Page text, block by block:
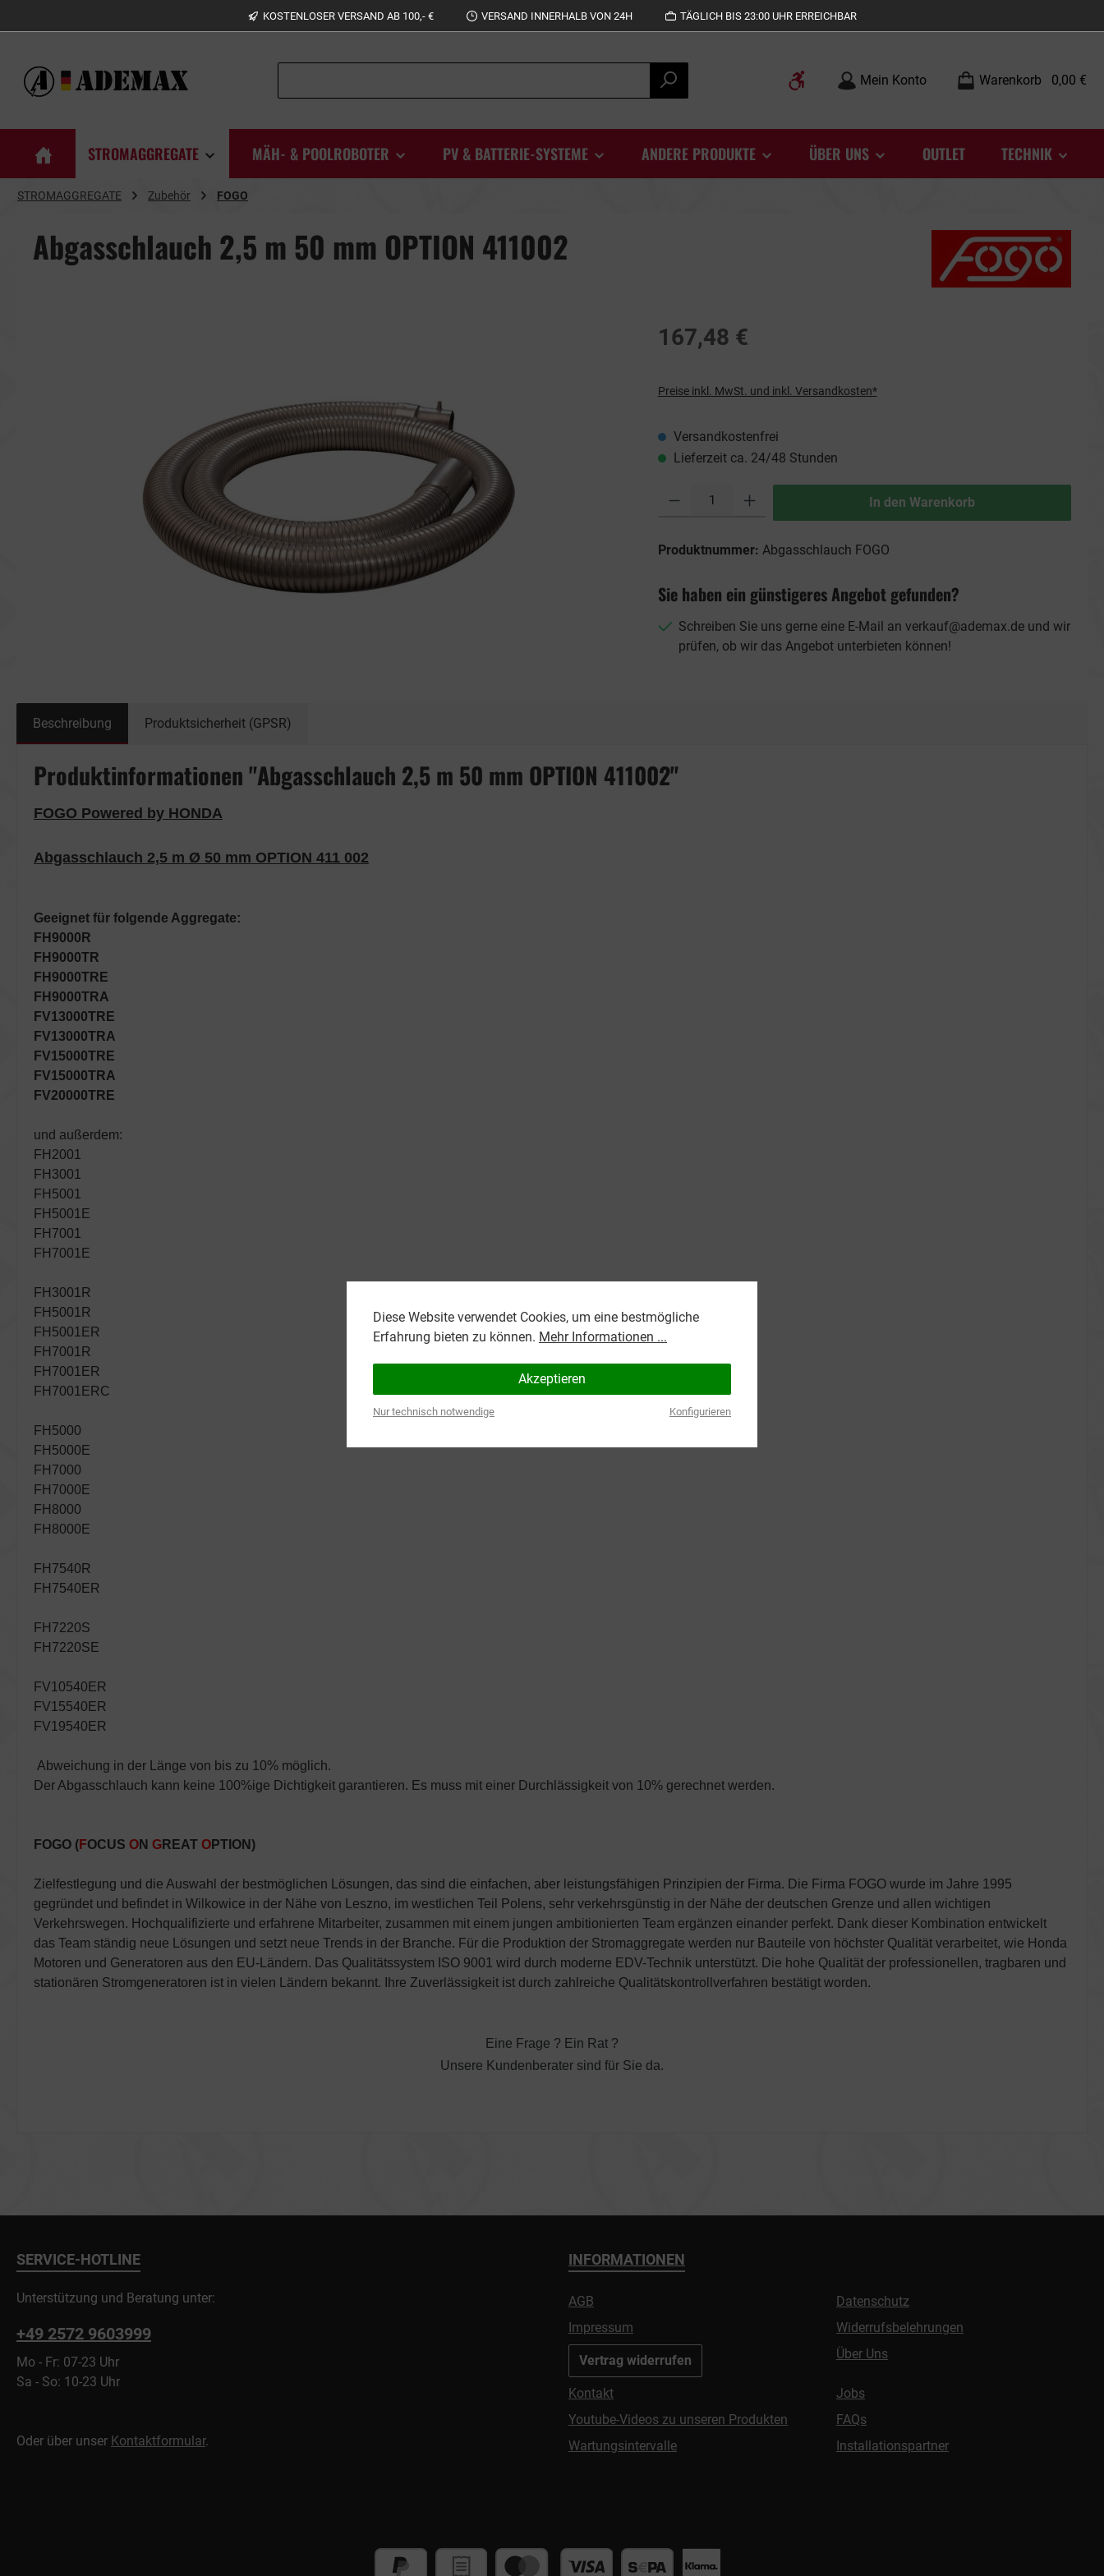
KOSTENLOSER VERSAND AB 100,- € VERSAND INNERHALB VON 24H TÄGLICH BIS 23:00 UHR ERREICHBAR
Werkzeugleiste anzeigen
Mein Konto Warenkorb 0,00 €
STROMAGGREGATE MÄH- & POOLROBOTER PV & BATTERIE-SYSTEME ANDERE PRODUKTE ÜBER UNS OUTLET TECHNIK
STROMAGGREGATE Zubehör FOGO
Abgasschlauch 2,5 m 50 mm OPTION 411002
167,48 €
Preise inkl. MwSt. und inkl. Versandkosten*
Versandkostenfrei
Lieferzeit ca. 24/48 Stunden
In den Warenkorb
Produktnummer: Abgasschlauch FOGO
Sie haben ein günstigeres Angebot gefunden?
Schreiben Sie uns gerne eine E-Mail an verkauf@ademax.deund wir
prüfen, ob wir das Angebot unterbieten können!
Beschreibung Produktsicherheit (GPSR)
Produktinformationen "Abgasschlauch 2,5 m 50 mm OPTION 411002"
FOGO Powered by HONDA
Abgasschlauch 2,5 m Ø 50 mm OPTION 411 002
Geeignet für folgende Aggregate:
FH9000R
FH9000TR
FH9000TRE
FH9000TRA
FV13000TRE
FV13000TRA
FV15000TRE
FV15000TRA
FV20000TRE
und außerdem:
FH2001
FH3001
FH5001
FH5001E
FH7001
FH7001E
FH3001R
FH5001R
FH5001ER
FH7001R
FH7001ER
FH7001ERC
FH5000
FH5000E
FH7000
FH7000E
FH8000
FH8000E
FH7540R
FH7540ER
FH7220S
FH7220SE
FV10540ER
FV15540ER
FV19540ER
Abweichung in der Länge von bis zu 10% möglich.
Der Abgasschlauch kann keine 100%ige Dichtigkeit garantieren. Es muss mit einer Durchlässigkeit von 10% gerechnet werden.
FOGO (FOCUS ON GREAT OPTION)
Zielfestlegung und die Auswahl der bestmöglichen Lösungen, das sind die einfachen, aber leistungsfähigen Prinzipien der Firma. Die Firma FOGO wurde im Jahre 1995
gegründet und befindet in Wilkowice in der Nähe von Leszno, im westlichen Teil Polens, sehr verkehrsgünstig in der Nähe der deutschen Grenze und allen wichtigen
Verkehrswegen. Hochqualifizierte und erfahrene Mitarbeiter, zusammen mit einem jungen ambitionierten Team ergänzen einander perfekt. Dank dieser Kombination entwickelt
das Team ständig neue Lösungen und setzt neue Trends in der Branche. Für die Produktion der Stromaggregate werden nur Bauteile von höchster Qualität verarbeitet, wie Honda
Motoren und Generatoren aus den EU-Ländern. Das Qualitätssystem ISO 9001 wird durch moderne EDV-Technik unterstützt. Die hohe Qualität der professionellen, tragbaren und
stationären Stromgeneratoren ist in vielen Ländern bekannt. Ihre Zuverlässigkeit ist durch zahlreiche Qualitätskontrollverfahren bestätigt worden.
Eine Frage ? Ein Rat ?
Unsere Kundenberater sind für Sie da.
SERVICE-HOTLINE
Unterstützung und Beratung unter:
+49 2572 9603999
Mo - Fr: 07-23 Uhr
Sa - So: 10-23 Uhr
Oder über unser Kontaktformular.
INFORMATIONEN
AGB
Datenschutz
Impressum
Widerrufsbelehrungen
Vertrag widerrufen Über Uns
Kontakt
Jobs
Youtube-Videos zu unseren Produkten
FAQs
Wartungsintervalle
Installationspartner
Diese Website verwendet Cookies, um eine bestmögliche
Erfahrung bieten zu können. Mehr Informationen ...
Akzeptieren
Nur technisch notwendige Konfigurieren